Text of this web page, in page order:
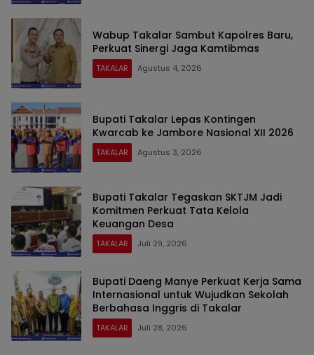
Wabup Takalar Sambut Kapolres Baru,
Perkuat Sinergi Jaga Kamtibmas
TAKALAR Agustus 4, 2026
Bupati Takalar Lepas Kontingen
Kwarcab ke Jambore Nasional XII 2026
TAKALAR Agustus 3, 2026
Bupati Takalar Tegaskan SKTJM Jadi
Komitmen Perkuat Tata Kelola
Keuangan Desa
TAKALAR Juli 29, 2026
Bupati Daeng Manye Perkuat Kerja Sama
Internasional untuk Wujudkan Sekolah
Berbahasa Inggris di Takalar
TAKALAR Juli 28, 2026